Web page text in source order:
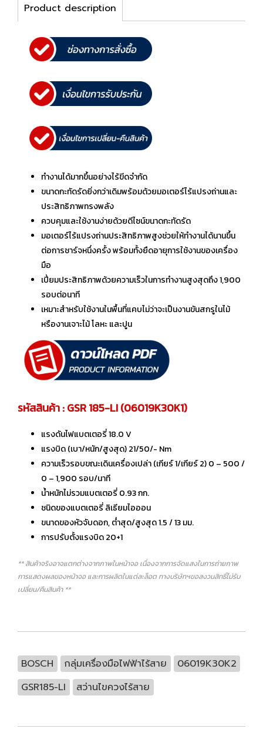
Product description
ทำงานได้มากขึ้นอย่างไร้ขีดจำกัด
ขนาดกะทัดรัดยิ่งกว่าเดิมพร้อมด้วยมอเตอร์ไร้แปรงถ่านและ
ประสิทธิภาพทรงพลัง
ควบคุมและใช้งานง่ายด้วยดีไซน์ขนาดกะทัดรัด
มอเตอร์ไร้แปรงถ่านประสิทธิภาพสูงช่วยให้ทำงานได้นานขึ้น
ต่อการชาร์จหนึ่งครั้ง พร้อมทั้งยืดอายุการใช้งานของเครื่อง
มือ
เปี่ยมประสิทธิภาพด้วยความเร็วในการทำงานสูงสุดถึง 1,900
รอบต่อนาที
เหมาะสำหรับใช้งานในพื้นที่แคบไม่ว่าจะเป็นงานขันสกรูในไม้
หรืองานเจาะไม้ โลหะ และปูน
รหัสสินค้า : GSR 185-LI (06019K30K1)
แรงดันไฟแบตเตอรี่ 18.0 V
แรงบิด (เบา/หนัก/สูงสุด) 21/50/- Nm
ความเร็วรอบขณะเดินเครื่องเปล่า (เกียร์ 1/เกียร์ 2) 0 – 500 /
0 – 1,900 รอบ/นาที
น้ำหนักไม่รวมแบตเตอรี่ 0.93 กก.
ชนิดของแบตเตอรี่ ลิเธียมไอออน
ขนาดของหัวจับดอก, ต่ำสุด/สูงสุด 1.5 / 13 มม.
การปรับตั้งแรงบิด 20+1
** สินค้าจริงอาจแตกต่างจากภาพในหน้าจอ เนื่องจากการจัดแสงในการถ่ายภาพ
การแสดงผลของหน้าจอ และการผลิตในแต่ละล็อต ทางบริษัทฯขอสงวนสิทธิ์ไม่รับ
เปลี่ยน/คืนสินค้า **
BOSCH กลุ่มเครื่องมือไฟฟ้าไร้สาย
06019K30K2
GSR185-LI
สว่านไขควงไร้สาย